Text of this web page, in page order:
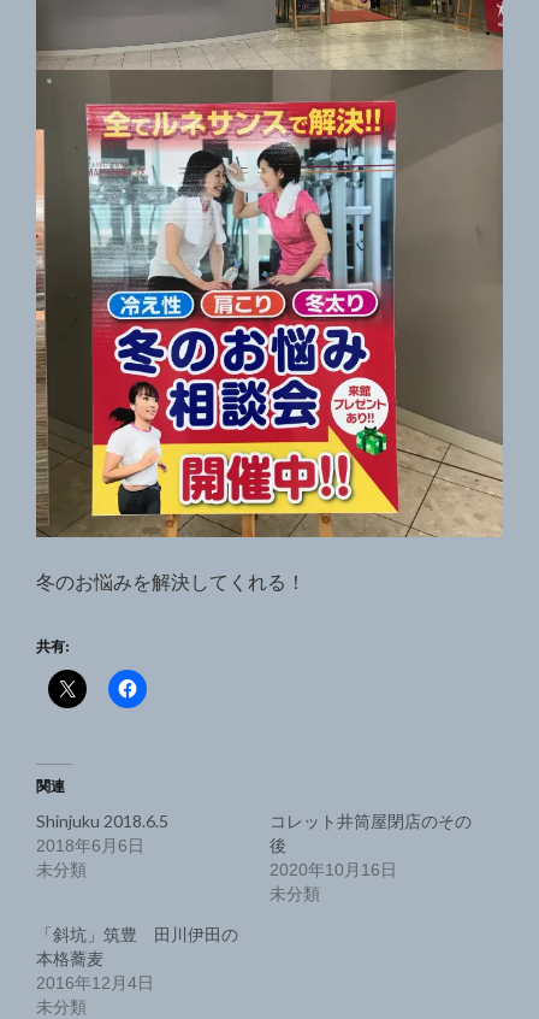
冬のお悩みを解決してくれる！
共有:
関連
Shinjuku 2018.6.5
2018年6月6日
未分類
コレット井筒屋閉店のその
後
2020年10月16日
未分類
「斜坑」筑豊 田川伊田の
本格蕎麦
2016年12月4日
未分類